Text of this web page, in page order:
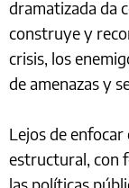
dramatizada da
construye y
crisis, los
de amenazas y
Lejos de
estructural, con